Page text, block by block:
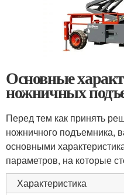
Основные
ножничных
Перед тем как принять
ножничного подъемника,
основными
параметров, на которые
Характеристика